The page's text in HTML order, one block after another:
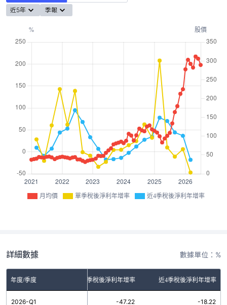
近5年 季報
月均價 單季稅後淨利年增率 近4季稅後淨利年增率
詳細數據 數據單位：%
年度/季度 單季稅後淨利年增率 近4季稅後淨利年增率
2026-Q1 -47.22 -18.22